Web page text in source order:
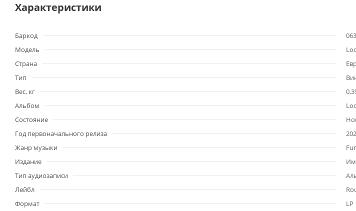
Характеристики
Баркод
Модель
Страна
Тип
Вес, кг
Альбом
Состояние
Год первоначального релиза
Жанр музыки
Издание
Тип аудиозаписи
Лейбл
Формат
LP